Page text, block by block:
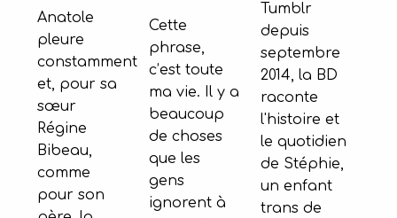
Anatole
pleure
constamment
et, pour sa
sœur
Régine
Bibeau,
comme
pour son
Cette
phrase,
c’est toute
ma vie. Il y a
beaucoup
de choses
que les
gens
ignorent à
Tumblr
depuis
septembre
2014, la BD
raconte
l'histoire et
le quotidien
de Stéphie,
un enfant
trans de